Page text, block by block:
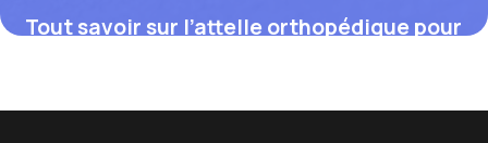
Tout savoir sur l’attelle orthopédique pour